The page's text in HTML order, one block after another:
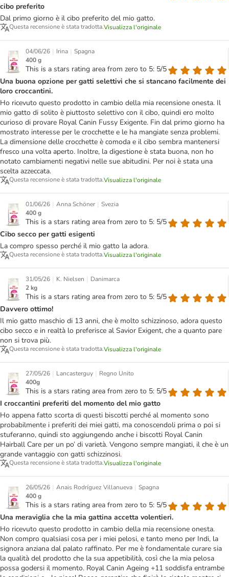
cibo preferito
Dal primo giorno è il cibo preferito del mio gatto.
Questa recensione è stata tradotta.Visualizza l'originale
04/06/26 | Irina | Spagna
400 g
This is a stars rating area from zero to 5: 5/5
Una buona opzione per gatti selettivi che si stancano facilmente dei
loro croccantini.
Ho ricevuto questo prodotto in cambio della mia recensione onesta. Il
mio gatto di solito è piuttosto selettivo con il cibo, quindi ero molto
curioso di provare Royal Canin Fussy Exigente. Fin dal primo giorno ha
mostrato interesse per le crocchette e le ha mangiate senza problemi.
La dimensione delle crocchette è comoda e il cibo sembra mantenersi
fresco una volta aperto. Inoltre, la digestione è stata buona, non ho
notato cambiamenti negativi nelle sue abitudini. Per noi è stata una
scelta azzeccata.
Questa recensione è stata tradotta.Visualizza l'originale
01/06/26 | Anna Schöner | Svezia
400 g
This is a stars rating area from zero to 5: 5/5
Cibo secco per gatti esigenti
La compro spesso perché il mio gatto la adora.
Questa recensione è stata tradotta.Visualizza l'originale
31/05/26 | K. Nielsen | Danimarca
2 kg
This is a stars rating area from zero to 5: 5/5
Davvero ottimo!
Il mio gatto maschio di 13 anni, che è molto schizzinoso, adora questo
cibo secco e in realtà lo preferisce al Savior Exigent, che a quanto pare
non si trova più.
Questa recensione è stata tradotta.Visualizza l'originale
27/05/26 | Lancasterguy | Regno Unito
400g
This is a stars rating area from zero to 5: 5/5
I croccantini preferiti del momento del mio gatto
Ho appena fatto scorta di questi biscotti perché al momento sono
probabilmente i preferiti dei miei gatti, ma conoscendoli prima o poi si
stuferanno, quindi sto aggiungendo anche i biscotti Royal Canin
Hairball Care per un po’ di varietà. Vengono sempre mangiati, il che è un
grande vantaggio con gatti schizzinosi.
Questa recensione è stata tradotta.Visualizza l'originale
26/05/26 | Anais Rodríguez Villanueva | Spagna
400 g
This is a stars rating area from zero to 5: 5/5
Una meraviglia che la mia gattina accetta volentieri.
Ho ricevuto questo prodotto in cambio della mia recensione onesta.
Non compro qualsiasi cosa per i miei pelosi, e tanto meno per Indi, la
signora anziana dal palato raffinato. Per me è fondamentale curare sia
la qualità del prodotto che la sua appetibilità, così che la mia pelosa
possa godersi il momento. Royal Canin Ageing +11 soddisfa entrambe